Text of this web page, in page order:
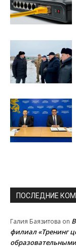
ПОСЛЕДНИЕ
Галия Баязитова on
филиал «Тренинг